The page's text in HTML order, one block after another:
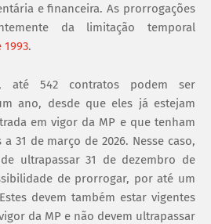
e financeira. As prorrogações
da limitação temporal
1993.
até 542 contratos podem ser
ano, desde que eles já estejam
em vigor da MP e que tenham
31 de março de 2026. Nesse caso,
ultrapassar 31 de dezembro de
de prorrogar, por até um
devem também estar vigentes
da MP e não devem ultrapassar